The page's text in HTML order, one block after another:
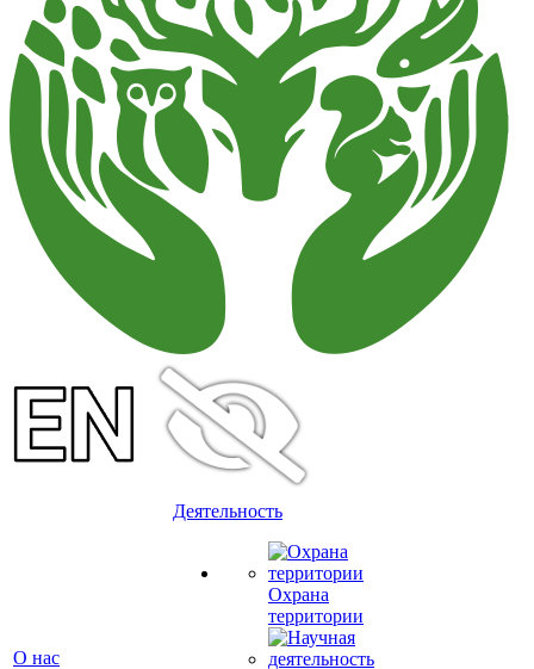
О нас
Деятельность
Охрана
территории